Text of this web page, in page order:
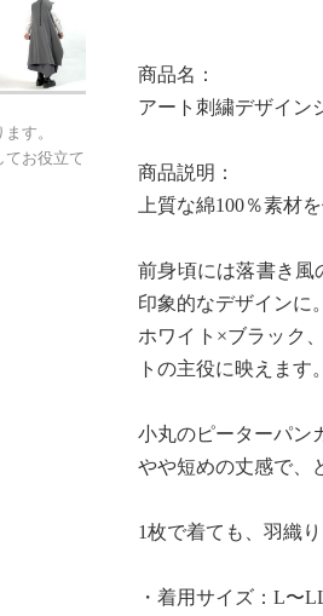
す。
てお役立て
商品名：
アート刺繍デザイン
商品説明：
上質な綿100％素材
前身頃には落書き風
印象的なデザインに。
ホワイト×ブラック
トの主役に映えます。
小丸のピーターパン
やや短めの丈感で、
1枚で着ても、羽織
・着用サイズ：L〜